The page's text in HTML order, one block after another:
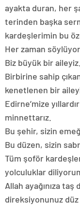
ayakta duran, her
terinden başka
kardeşlerimin bu
Her zaman
Biz büyük bir aileyiz.
Birbirine sahip
kenetlenen bir
Edirne’mize
minnettarız.
Bu şehir, sizin
Bu düzen, sizin
Tüm şoför
yolculuklar
Allah ayağınıza
direksiyonunuz düz